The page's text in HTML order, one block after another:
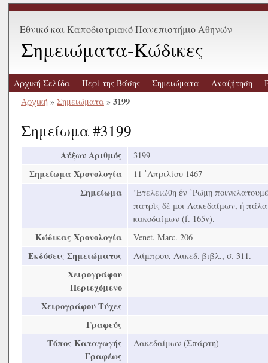
Εθνικό και Καποδιστριακό Πανεπιστήμιο Αθηνών
Σημειώματα-Κώδικες
Αρχική Σελίδα Περί της Βάσης Σημειώματα Αναζήτηση
Αρχική » Σημειώματα » 3199
Σημείωμα #3199
Αύξων Αριθμός 3199
Σημείωμα Χρονολογία 11 ᾿Απριλίου 1467
Σημείωμα
’Ετελειώθη ἐν ῾Ρώμῃ
πατρὶς δὲ μοι Λακεδαίμων, ἡ
κακοδαίμων (f. 165v).
Κώδικας Χρονολογία Venet. Marc. 206
Εκδόσεις Σημειώματος Λάμπρου, Λακεδ. βιβλ., σ. 311.
Χειρογράφου
Περιεχόμενο
Χειρογράφου Τύχες
Γραφεύς
Τόπος Καταγωγής
Γραφέως
Λακεδαίμων (Σπάρτη)